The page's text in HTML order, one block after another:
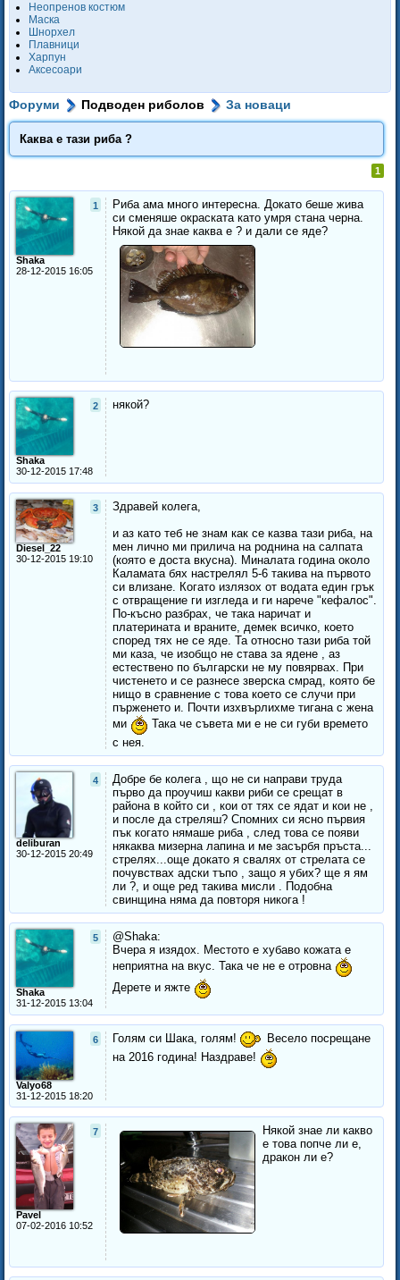
Неопренов костюм
Маска
Шнорхел
Плавници
Харпун
Аксесоари
Форуми Подводен риболов За новаци
Каква е тази риба ?
1
1
Shaka
28-12-2015 16:05
Риба ама много интересна. Докато беше жива
си сменяше окраската като умря стана черна.
Някой да знае каква е ? и дали се яде?
2
Shaka
30-12-2015 17:48
някой?
3
Diesel_22
30-12-2015 19:10
Здравей колега,
и аз като теб не знам как се казва тази риба, на
мен лично ми прилича на роднина на салпата
(която е доста вкусна). Миналата година около
Каламата бях настрелял 5-6 такива на първото
си влизане. Когато излязох от водата един грък
с отвращение ги изгледа и ги нарече "кефалос".
По-късно разбрах, че така наричат и
платерината и враните, демек всичко, което
според тях не се яде. Та относно тази риба той
ми каза, че изобщо не става за ядене , аз
естествено по български не му повярвах. При
чистенето и се разнесе зверска смрад, която бе
нищо в сравнение с това което се случи при
пърженето и. Почти изхвърлихме тигана с жена
ми
Така че съвета ми е не си губи времето
с нея.
4
deliburan
30-12-2015 20:49
Добре бе колега , що не си направи труда
първо да проучиш какви риби се срещат в
района в който си , кои от тях се ядат и кои не ,
и после да стреляш? Спомних си ясно първия
пък когато нямаше риба , след това се появи
някаква мизерна лапина и ме засърбя пръста...
стрелях...още докато я свалях от стрелата се
почувствах адски тъпо , защо я убих? ще я ям
ли ?, и още ред такива мисли . Подобна
свинщина няма да повторя никога !
5
Shaka
31-12-2015 13:04
@Shaka:
Вчера я изядох. Местото е хубаво кожата е
неприятна на вкус. Така че не е отровна
Дерете и яжте
6
Valyo68
31-12-2015 18:20
Голям си Шака, голям!
Весело посрещане
на 2016 година! Наздраве!
7
Pavel
07-02-2016 10:52
Някой знае ли какво
е това попче ли е,
дракон ли е?